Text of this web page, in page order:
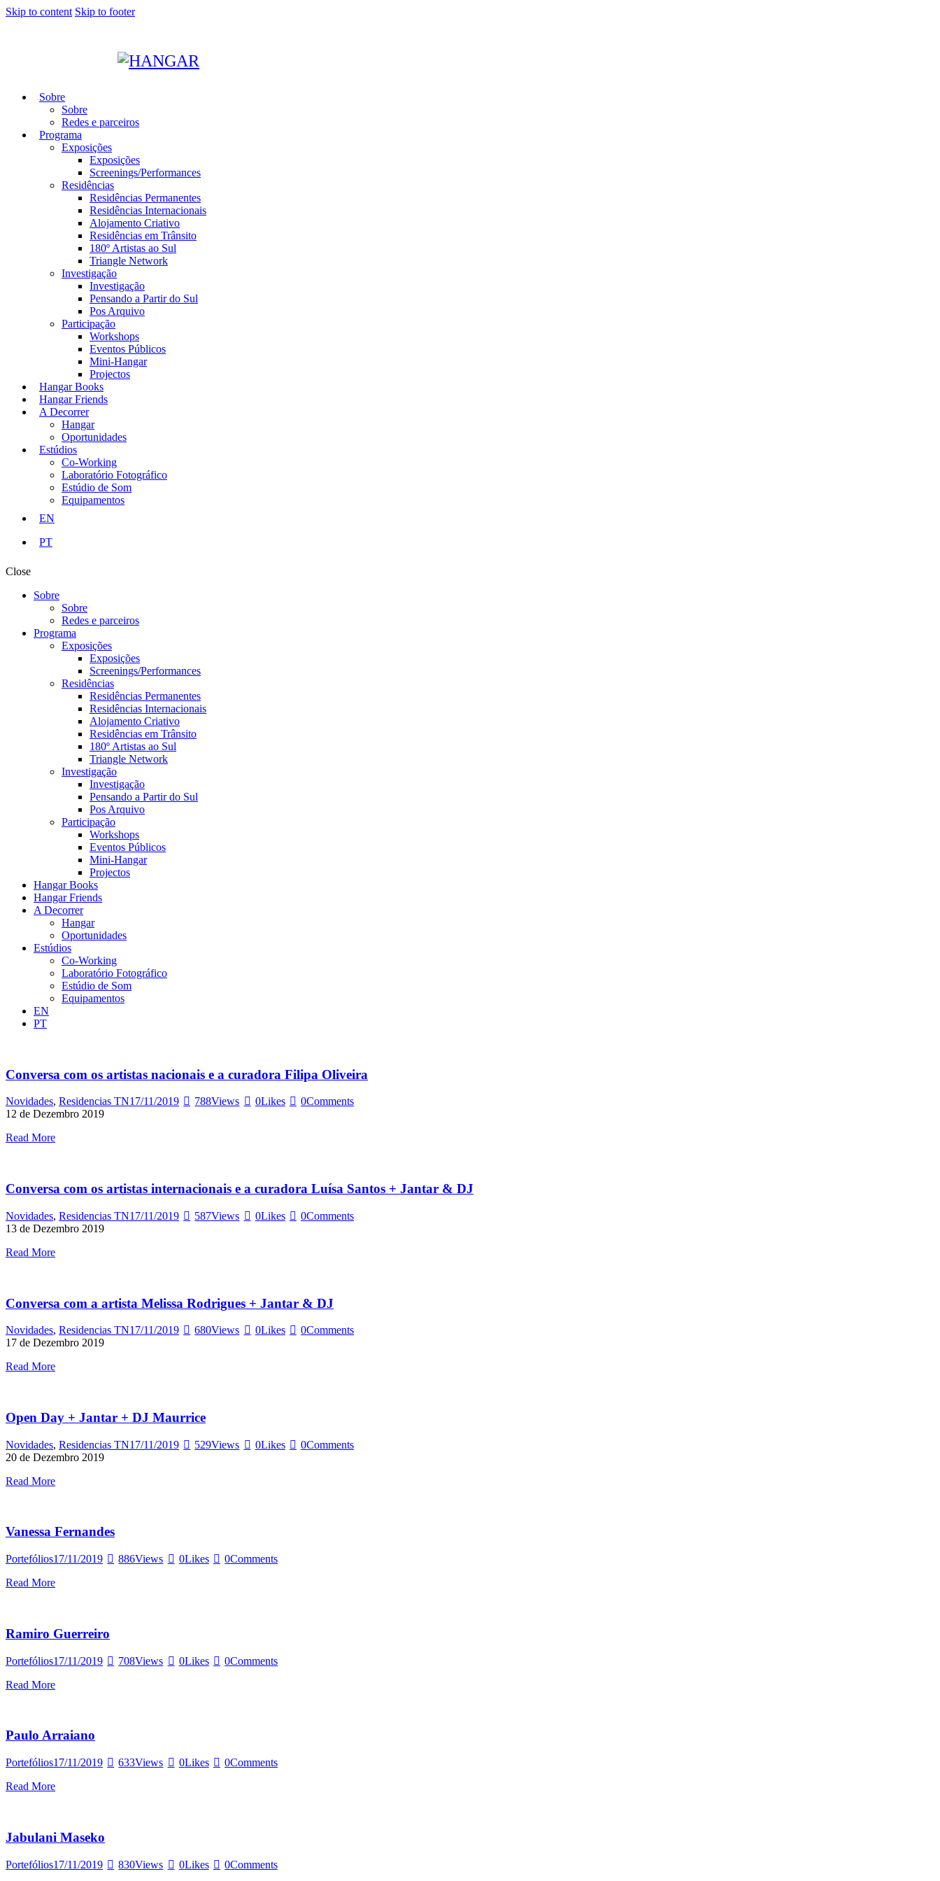
Skip to content Skip to footer
Sobre
Sobre
Redes e parceiros
Programa
Exposições
Exposições
Screenings/Performances
Residências
Residências Permanentes
Residências Internacionais
Alojamento Criativo
Residências em Trânsito
180º Artistas ao Sul
Triangle Network
Investigação
Investigação
Pensando a Partir do Sul
Pos Arquivo
Participação
Workshops
Eventos Públicos
Mini-Hangar
Projectos
Hangar Books
Hangar Friends
A Decorrer
Hangar
Oportunidades
Estúdios
Co-Working
Laboratório Fotográfico
Estúdio de Som
Equipamentos
EN
PT
Close
Sobre
Sobre
Redes e parceiros
Programa
Exposições
Exposições
Screenings/Performances
Residências
Residências Permanentes
Residências Internacionais
Alojamento Criativo
Residências em Trânsito
180º Artistas ao Sul
Triangle Network
Investigação
Investigação
Pensando a Partir do Sul
Pos Arquivo
Participação
Workshops
Eventos Públicos
Mini-Hangar
Projectos
Hangar Books
Hangar Friends
A Decorrer
Hangar
Oportunidades
Estúdios
Co-Working
Laboratório Fotográfico
Estúdio de Som
Equipamentos
EN
PT
Conversa com os artistas nacionais e a curadora Filipa Oliveira
Novidades, Residencias TN17/11/2019 788Views 0Likes 0Comments
12 de Dezembro 2019
Read More
Conversa com os artistas internacionais e a curadora Luísa Santos + Jantar & DJ
Novidades, Residencias TN17/11/2019 587Views 0Likes 0Comments
13 de Dezembro 2019
Read More
Conversa com a artista Melissa Rodrigues + Jantar & DJ
Novidades, Residencias TN17/11/2019 680Views 0Likes 0Comments
17 de Dezembro 2019
Read More
Open Day + Jantar + DJ Maurrice
Novidades, Residencias TN17/11/2019 529Views 0Likes 0Comments
20 de Dezembro 2019
Read More
Vanessa Fernandes
Portefólios17/11/2019 886Views 0Likes 0Comments
Read More
Ramiro Guerreiro
Portefólios17/11/2019 708Views 0Likes 0Comments
Read More
Paulo Arraiano
Portefólios17/11/2019 633Views 0Likes 0Comments
Read More
Jabulani Maseko
Portefólios17/11/2019 830Views 0Likes 0Comments